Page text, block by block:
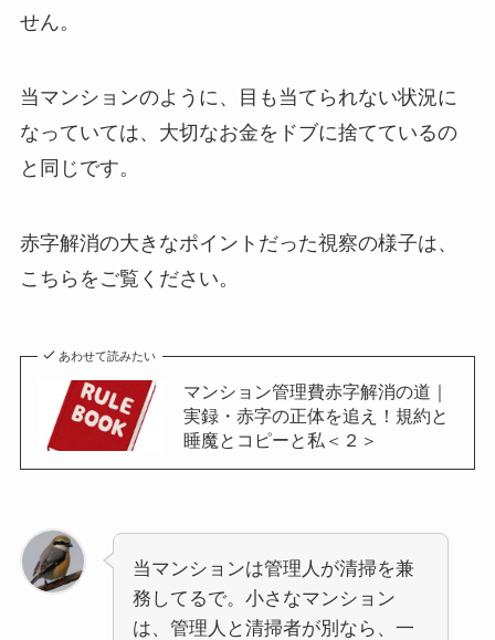
せん。
当マンションのように、目も当てられない状況に
なっていては、大切なお金をドブに捨てているの
と同じです。
赤字解消の大きなポイントだった視察の様子は、
こちらをご覧ください。
あわせて読みたい
マンション管理費赤字解消の道｜
実録・赤字の正体を追え！規約と
睡魔とコピーと私＜２＞
当マンションは管理人が清掃を兼
務してるで。小さなマンション
は、管理人と清掃者が別なら、一